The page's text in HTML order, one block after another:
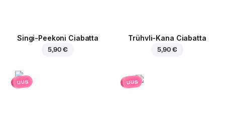
Singi-Peekoni Ciabatta
5,90 €
Trühvli-Kana Ciabatta
5,90 €
uus uus